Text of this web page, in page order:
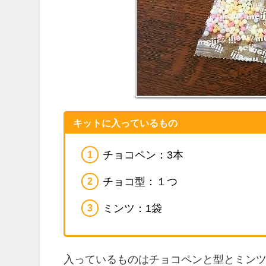
キットに入っているもの
チョコペン：3本
チョコ型：１つ
ミンツ：1袋
入っているものはチョコペンと型とミン